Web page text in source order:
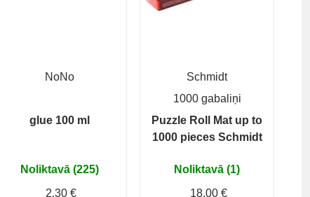
NoNo
glue 100 ml
Noliktavā (225)
2,30 €
Schmidt
1000 gabaliņi
Puzzle Roll Mat up to
1000 pieces Schmidt
Noliktavā (1)
18,00 €